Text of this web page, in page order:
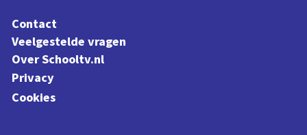
Contact
Veelgestelde vragen
Over Schooltv.nl
Privacy
Cookies